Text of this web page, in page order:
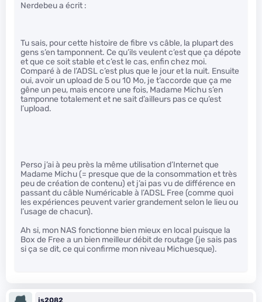
Nerdebeu a écrit :
Tu sais, pour cette histoire de fibre vs câble, la plupart des
gens s’en tamponnent. Ce qu’ils veulent c’est que ça dépote
et que ce soit stable et c’est le cas, enfin chez moi.
Comparé à de l’ADSL c’est plus que le jour et la nuit. Ensuite
oui, avoir un upload de 5 ou 10 Mo, je t’accorde que ça me
gêne un peu, mais encore une fois, Madame Michu s’en
tamponne totalement et ne sait d’ailleurs pas ce qu’est
l’upload.
Perso j’ai à peu près la même utilisation d’Internet que
Madame Michu (= presque que de la consommation et très
peu de création de contenu) et j’ai pas vu de différence en
passant du câble Numéricable à l’ADSL Free (comme quoi
les expériences peuvent varier grandement selon le lieu ou
l’usage de chacun).
Ah si, mon NAS fonctionne bien mieux en local puisque la
Box de Free a un bien meilleur débit de routage (je sais pas
si ça se dit, ce qui confirme mon niveau Michuesque).
js2082